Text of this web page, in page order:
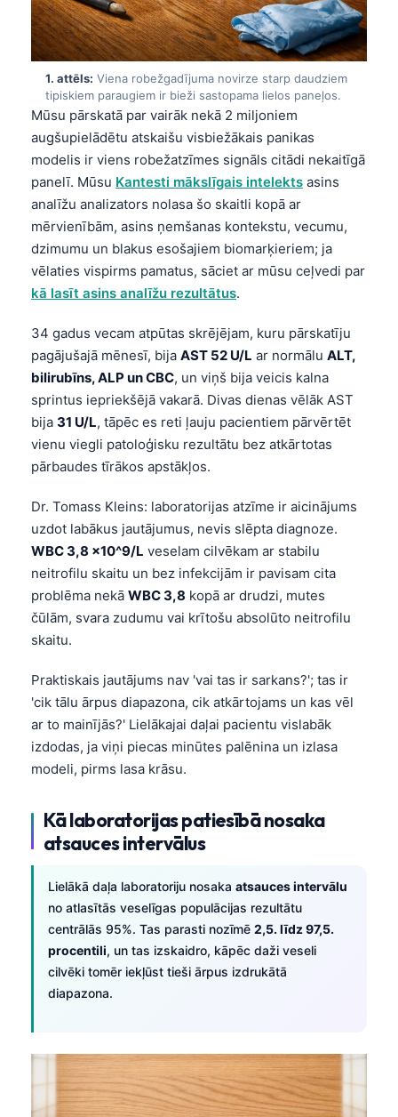
1. attēls: Viena robežgadījuma novirze starp daudziem
tipiskiem paraugiem ir bieži sastopama lielos paneļos.
Mūsu pārskatā par vairāk nekā 2 miljoniem
augšupielādētu atskaišu visbiežākais panikas
modelis ir viens robežatzīmes signāls citādi nekaitīgā
panelī. Mūsu Kantesti mākslīgais intelekts asins
analīžu analizators nolasa šo skaitli kopā ar
mērvienībām, asins ņemšanas kontekstu, vecumu,
dzimumu un blakus esošajiem biomarķieriem; ja
vēlaties vispirms pamatus, sāciet ar mūsu ceļvedi par
kā lasīt asins analīžu rezultātus.
34 gadus vecam atpūtas skrējējam, kuru pārskatīju
pagājušajā mēnesī, bija AST 52 U/L ar normālu ALT,
bilirubīns, ALP un CBC, un viņš bija veicis kalna
sprintus iepriekšējā vakarā. Divas dienas vēlāk AST
bija 31 U/L, tāpēc es reti ļauju pacientiem pārvērtēt
vienu viegli patoloģisku rezultātu bez atkārtotas
pārbaudes tīrākos apstākļos.
Dr. Tomass Kleins: laboratorijas atzīme ir aicinājums
uzdot labākus jautājumus, nevis slēpta diagnoze.
WBC 3,8 x10^9/L veselam cilvēkam ar stabilu
neitrofilu skaitu un bez infekcijām ir pavisam cita
problēma nekā WBC 3,8 kopā ar drudzi, mutes
čūlām, svara zudumu vai krītošu absolūto neitrofilu
skaitu.
Praktiskais jautājums nav 'vai tas ir sarkans?'; tas ir
'cik tālu ārpus diapazona, cik atkārtojams un kas vēl
ar to mainījās?' Lielākajai daļai pacientu vislabāk
izdodas, ja viņi piecas minūtes palēnina un izlasa
modeli, pirms lasa krāsu.
Kā laboratorijas patiesībā nosaka
atsauces intervālus
Lielākā daļa laboratoriju nosaka atsauces intervālu
no atlasītās veselīgas populācijas rezultātu
centrālās 95%. Tas parasti nozīmē 2,5. līdz 97,5.
procentili, un tas izskaidro, kāpēc daži veseli
cilvēki tomēr iekļūst tieši ārpus izdrukātā
diapazona.